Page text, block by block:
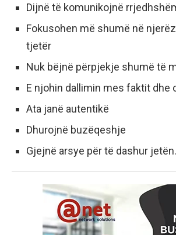
Dijnë të komunikojnë
Fokusohen më shumë në
tjetër
Nuk bëjnë përpjekje shumë të
E njohin dallimin mes faktit dhe
Ata janë autentikë
Dhurojnë buzëqeshje
Gjejnë arsye për të dashur jetën.